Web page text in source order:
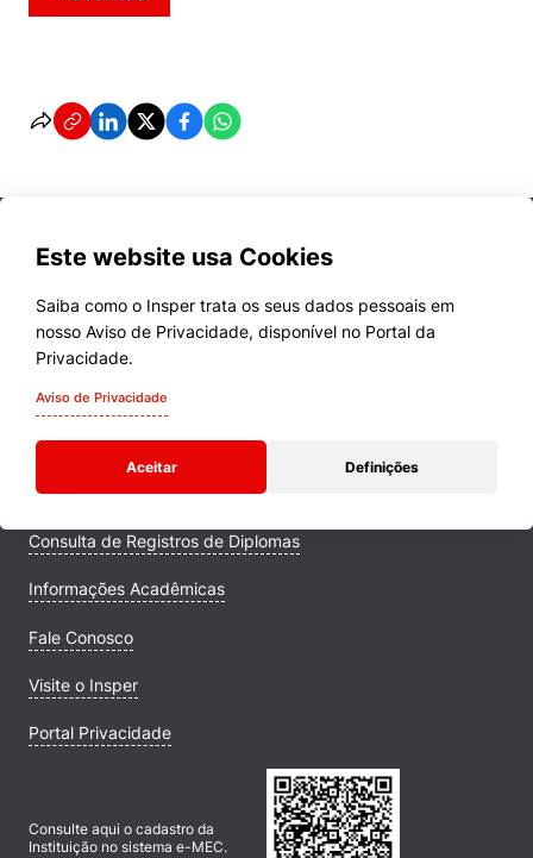
Este website usa Cookies
Saiba como o Insper trata os seus dados pessoais em
nosso Aviso de Privacidade, disponível no Portal da
Privacidade.
Aviso de Privacidade
Aceitar Definições
Cursos
Quem Somos
Comunidade Transforme
Campus
Consulta de Registros de Diplomas
Informações Acadêmicas
Fale Conosco
Visite o Insper
Portal Privacidade
Consulte aqui o cadastro da
Instituição no sistema e-MEC.